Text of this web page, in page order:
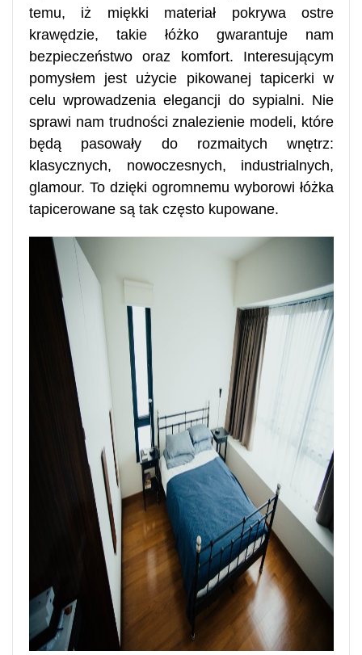
temu, iż miękki materiał pokrywa ostre
krawędzie, takie łóżko gwarantuje nam
bezpieczeństwo oraz komfort. Interesującym
pomysłem jest użycie pikowanej tapicerki w
celu wprowadzenia elegancji do sypialni. Nie
sprawi nam trudności znalezienie modeli, które
będą pasowały do rozmaitych wnętrz:
klasycznych, nowoczesnych, industrialnych,
glamour. To dzięki ogromnemu wyborowi łóżka
tapicerowane są tak często kupowane.